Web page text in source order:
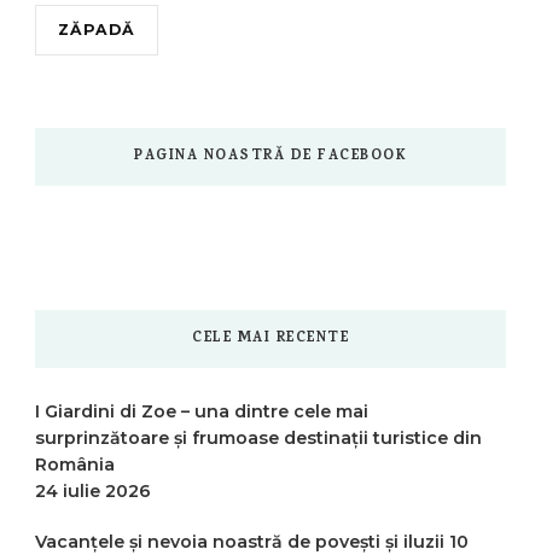
ZĂPADĂ
PAGINA NOASTRĂ DE FACEBOOK
CELE MAI RECENTE
I Giardini di Zoe – una dintre cele mai
surprinzătoare și frumoase destinații turistice din
România
24 iulie 2026
Vacanțele și nevoia noastră de povești și iluzii 10